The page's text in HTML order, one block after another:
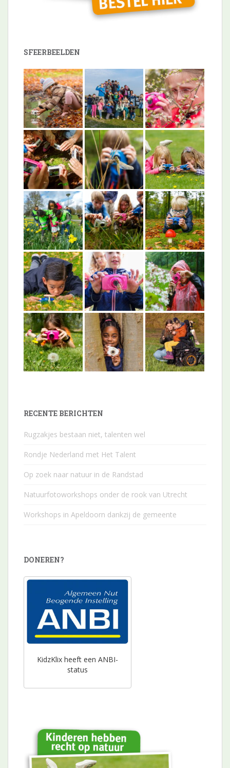
SFEERBEELDEN
RECENTE BERICHTEN
Rugzakjes bestaan niet, talenten wel
Rondje Nederland met Het Talent
Op zoek naar natuur in de Randstad
Natuurfotoworkshops onder de rook van Utrecht
Workshops in Apeldoorn dankzij de gemeente
DONEREN?
KidzKlix heeft een ANBI-
status